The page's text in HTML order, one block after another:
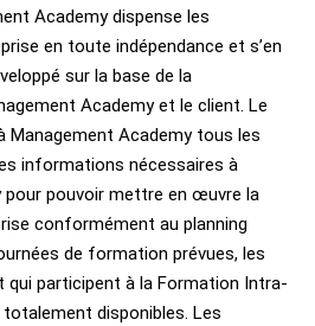
Academy dispense les
en toute indépendance et s’en
sur la base de la
Academy et le client. Le
Academy tous les
informations nécessaires à
pour pouvoir mettre en œuvre la
conformément au planning
de formation prévues, les
qui participent à la Formation Intra-
disponibles. Les